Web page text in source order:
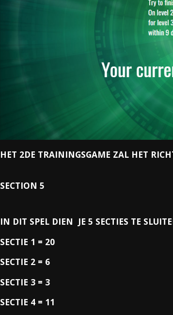
HET 2DE TRAININGSGAME ZAL HET
SECTION 5
IN DIT SPEL DIEN JE 5 SECTIES TE
SECTIE 1 = 20
SECTIE 2 = 6
SECTIE 3 = 3
SECTIE 4 = 11